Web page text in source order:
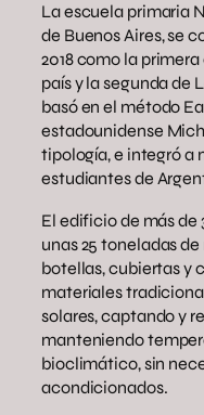
La escuela primaria
de Buenos Aires, se
2018 como la
país y la segunda de
basó en el método
estadounidense
tipología, e integró a
estudiantes de
El edificio de más de
unas 25 toneladas
botellas, cubiertas y
materiales
solares, captando y
manteniendo
bioclimático, sin
acondicionados.